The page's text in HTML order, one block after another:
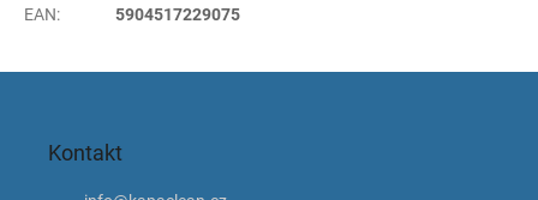
EAN: 5904517229075
Kontakt